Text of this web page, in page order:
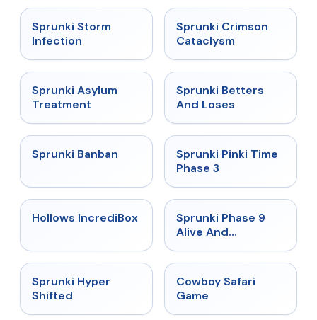
★
Sprunki Storm
Infection
★ 4.7
Sprunki Crimson
Cataclysm
★
Sprunki Asylum
Treatment
★
Sprunki Betters
And Loses
★
Sprunki Banban ★ 4.9
Sprunki Pinki Time
Phase 3
★ 4.3
Hollows IncrediBox ★
Sprunki Phase 9
Alive And
★
Sprunki Hyper
Shifted
Cowboy Safari
Game